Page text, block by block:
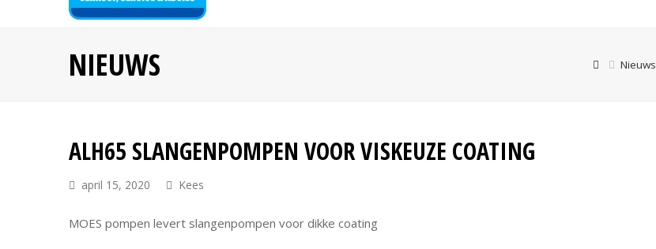
NIEUWS Nieuws
ALH65 SLANGENPOMPEN VOOR VISKEUZE COATING
april 15, 2020 Kees
MOES pompen levert slangenpompen voor dikke coating